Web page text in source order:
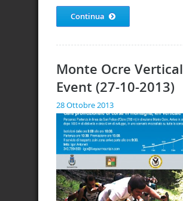
Continua
Monte Ocre Vertical
Event (27-10-2013)
28 Ottobre 2013